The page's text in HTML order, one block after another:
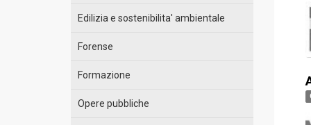
Edilizia e sostenibilita' ambientale
Forense
Formazione
Opere pubbliche